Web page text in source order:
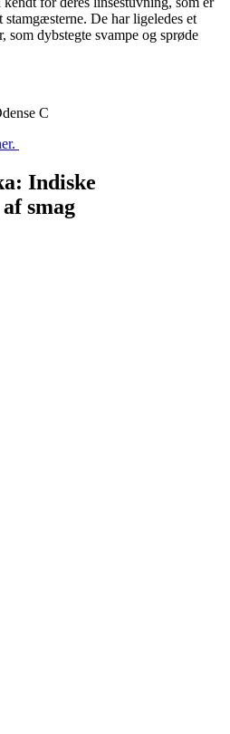
De har ligeledes et
som dybstegte svampe og sprøde
C
Indiske
smag